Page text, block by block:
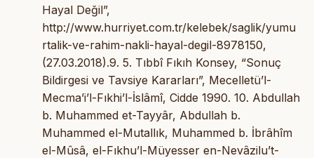
Hayal Değil”,
http://www.hurriyet.com.tr/kelebek/saglik/yumu
rtalik-ve-rahim-nakli-hayal-degil-8978150,
(27.03.2018).9. 5. Tıbbî Fıkıh Konsey, “Sonuç
Bildirgesi ve Tavsiye Kararları”, Mecelletü’l-
Mecma’i’l-Fıkhi’l-İslâmî, Cidde 1990. 10. Abdullah
b. Muhammed et-Tayyâr, Abdullah b.
Muhammed el-Mutallık, Muhammed b. İbrâhîm
el-Mûsâ, el-Fıkhu’l-Müyesser en-Nevâzilu’t-